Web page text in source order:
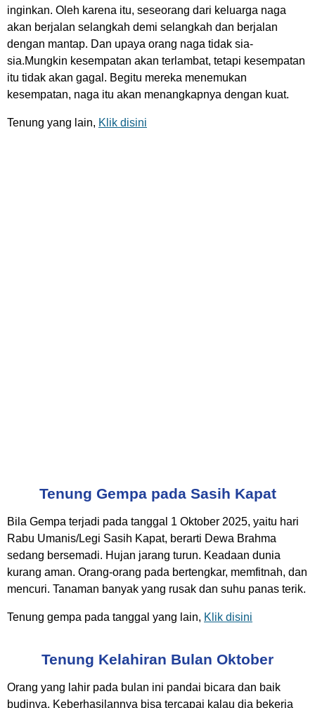
inginkan. Oleh karena itu, seseorang dari keluarga naga
akan berjalan selangkah demi selangkah dan berjalan
dengan mantap. Dan upaya orang naga tidak sia-
sia.Mungkin kesempatan akan terlambat, tetapi kesempatan
itu tidak akan gagal. Begitu mereka menemukan
kesempatan, naga itu akan menangkapnya dengan kuat.
Tenung yang lain, Klik disini
Tenung Gempa pada Sasih Kapat
Bila Gempa terjadi pada tanggal 1 Oktober 2025, yaitu hari
Rabu Umanis/Legi Sasih Kapat, berarti Dewa Brahma
sedang bersemadi. Hujan jarang turun. Keadaan dunia
kurang aman. Orang-orang pada bertengkar, memfitnah, dan
mencuri. Tanaman banyak yang rusak dan suhu panas terik.
Tenung gempa pada tanggal yang lain, Klik disini
Tenung Kelahiran Bulan Oktober
Orang yang lahir pada bulan ini pandai bicara dan baik
budinya. Keberhasilannya bisa tercapai kalau dia bekerja